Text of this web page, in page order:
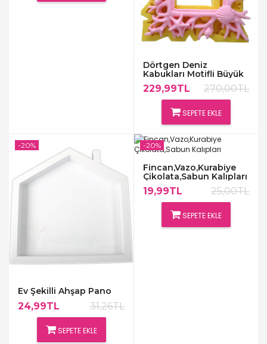
Dörtgen Deniz
Kabukları Motifli Büyük
Boy Silikon Çerçeve
Kalıbı
229,99TL 270,00TL
SEPETE EKLE
Ev Şekilli Ahşap Pano
24,99TL 31,26TL
SEPETE EKLE
-20%
Fincan,Vazo,Kurabiye
Çikolata,Sabun Kalıpları
19,99TL 25,00TL
SEPETE EKLE
-20%